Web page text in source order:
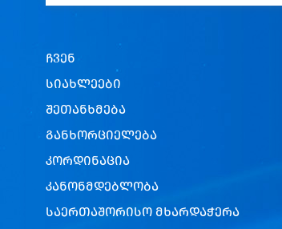
ჩვენ
სიახლეები
შეთანხმება
განხორციელება
კორდინაცია
კანონმდებლობა
საერთაშორისო მხარდაჭერა